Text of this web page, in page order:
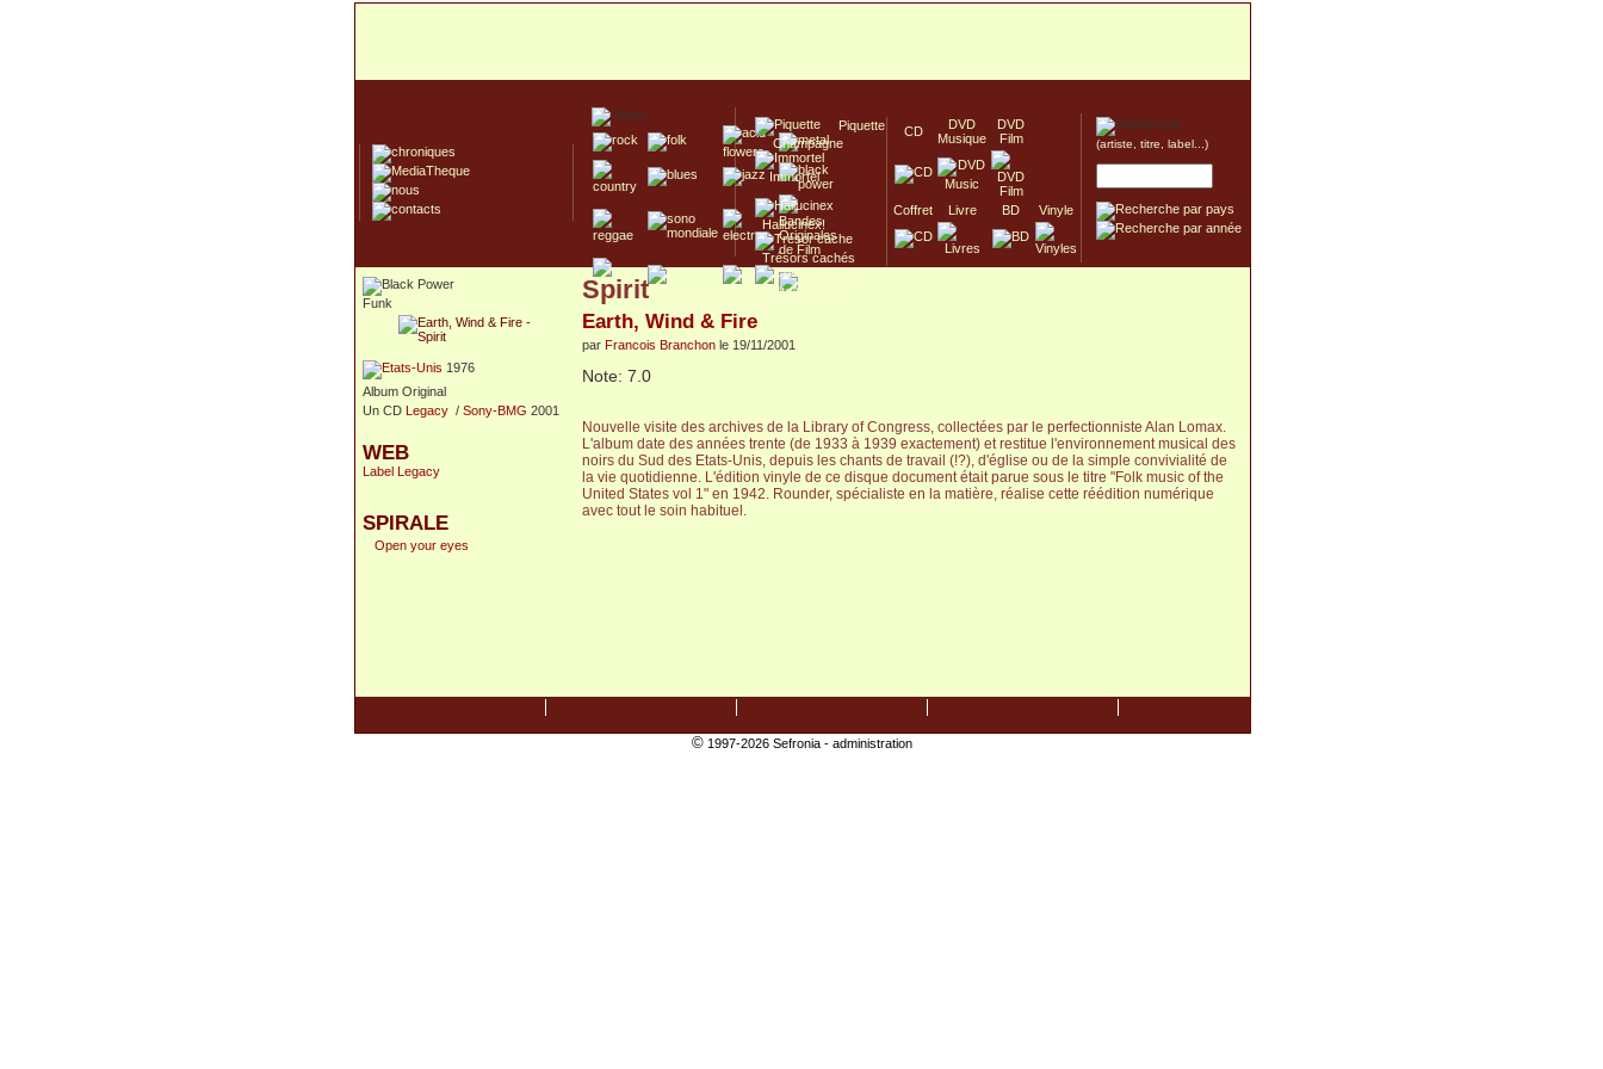
Piquette
Champagne
Immortel
Hallucinex!
Trésors cachés
Culte/Collector
CD
DVD
Musique
DVD
Film
Coffret Livre BD Vinyle
(artiste, titre, label...)
Funk
1976
Album Original
Un CD Legacy / Sony-BMG 2001
WEB
Label Legacy
SPIRALE
Open your eyes
Spirit
Earth, Wind & Fire
par Francois Branchon le 19/11/2001
Note: 7.0
Nouvelle visite des archives de la Library of Congress, collectées par le perfectionniste Alan Lomax.
L'album date des années trente (de 1933 à 1939 exactement) et restitue l'environnement musical des
noirs du Sud des Etats-Unis, depuis les chants de travail (!?), d'église ou de la simple convivialité de
la vie quotidienne. L'édition vinyle de ce disque document était parue sous le titre "Folk music of the
United States vol 1" en 1942. Rounder, spécialiste en la matière, réalise cette réédition numérique
avec tout le soin habituel.
©1997-2026 Sefronia - administration